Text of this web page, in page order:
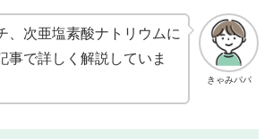
きゃみパパ
、次亜塩素酸ナトリウムに
事で詳しく解説していま